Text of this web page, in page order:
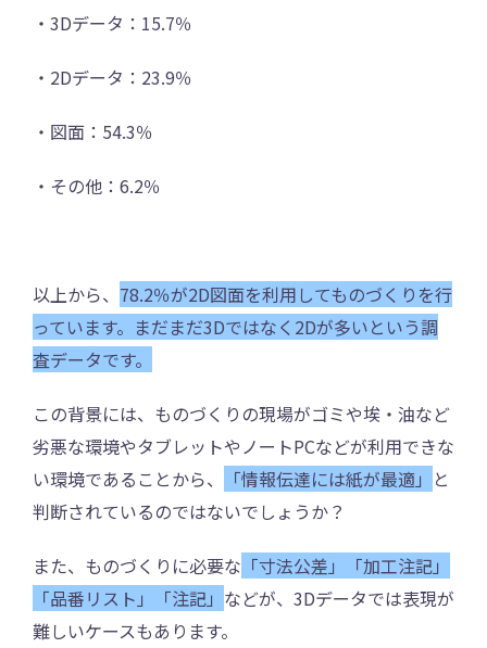
・3Dデータ：15.7％
・2Dデータ：23.9％
・図面：54.3％
・その他：6.2％
以上から、 78.2％が2D図面を利用してものづくりを行
っています。まだまだ3Dではなく2Dが多いという調
査データです。
この背景には、ものづくりの現場がゴミや埃・油など
劣悪な環境やタブレットやノートPCなどが利用できな
い環境であることから、
「情報伝達には紙が最適」 と
判断されているのではないでしょうか？
また、ものづくりに必要な 「寸法公差」「加工注記」
「品番リスト」「注記」 などが、3Dデータでは表現が
難しいケースもあります。